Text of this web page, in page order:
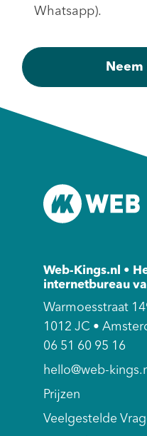
Whatsapp).
Web-Kings.nl •
internetbureau
Warmoesstraat
1012 JC •
06 51 60 95 16
hello@web-
Prijzen
Veelgestelde